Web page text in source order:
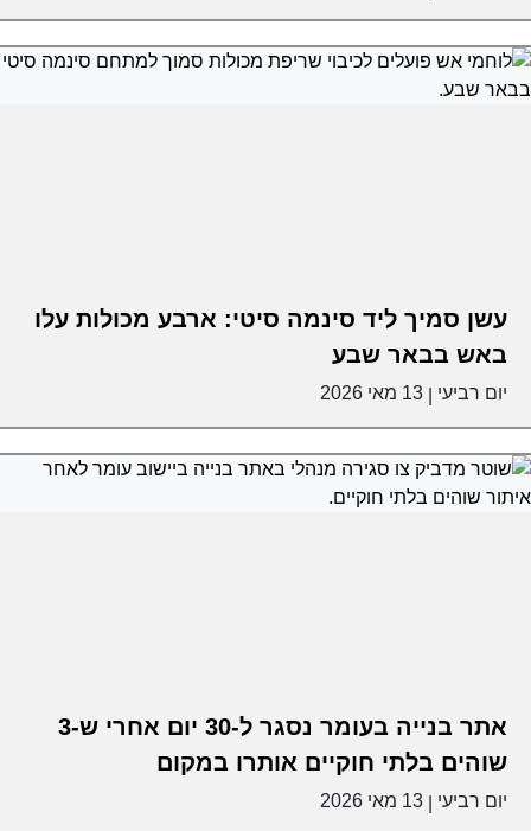
עשן סמיך ליד סינמה סיטי: ארבע מכולות עלו
באש בבאר שבע
יום רביעי 13 מאי 2026
אתר בנייה בעומר נסגר ל-30 יום אחרי ש-3
שוהים בלתי חוקיים אותרו במקום
יום רביעי 13 מאי 2026